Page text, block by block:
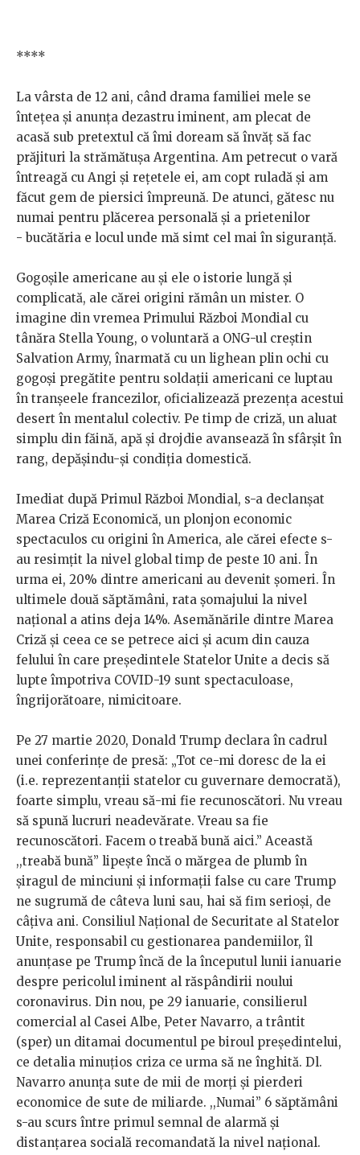
****
La vârsta de 12 ani, când drama familiei mele se
întețea și anunța dezastru iminent, am plecat de
acasă sub pretextul că îmi doream să învăț să fac
prăjituri la strămătușa Argentina. Am petrecut o vară
întreagă cu Angi și rețetele ei, am copt ruladă și am
făcut gem de piersici împreună. De atunci, gătesc nu
numai pentru plăcerea personală și a prietenilor
- bucătăria e locul unde mă simt cel mai în siguranță.
Gogoșile americane au și ele o istorie lungă și
complicată, ale cărei origini rămân un mister. O
imagine din vremea Primului Război Mondial cu
tânăra Stella Young, o voluntară a ONG-ul creștin
Salvation Army, înarmată cu un lighean plin ochi cu
gogoși pregătite pentru soldații americani ce luptau
în tranșeele francezilor, oficializează prezența acestui
desert în mentalul colectiv. Pe timp de criză, un aluat
simplu din făină, apă și drojdie avansează în sfârșit în
rang, depășindu-și condiția domestică.
Imediat după Primul Război Mondial, s-a declanșat
Marea Criză Economică, un plonjon economic
spectaculos cu origini în America, ale cărei efecte s-
au resimțit la nivel global timp de peste 10 ani. În
urma ei, 20% dintre americani au devenit șomeri. În
ultimele două săptămâni, rata șomajului la nivel
național a atins deja 14%. Asemănările dintre Marea
Criză și ceea ce se petrece aici și acum din cauza
felului în care președintele Statelor Unite a decis să
lupte împotriva COVID-19 sunt spectaculoase,
îngrijorătoare, nimicitoare.
Pe 27 martie 2020, Donald Trump declara în cadrul
unei conferințe de presă: „Tot ce-mi doresc de la ei
(i.e. reprezentanții statelor cu guvernare democrată),
foarte simplu, vreau să-mi fie recunoscători. Nu vreau
să spună lucruri neadevărate. Vreau sa fie
recunoscători. Facem o treabă bună aici.” Această
,,treabă bună” lipește încă o mărgea de plumb în
șiragul de minciuni și informații false cu care Trump
ne sugrumă de câteva luni sau, hai să fim serioși, de
câțiva ani. Consiliul Național de Securitate al Statelor
Unite, responsabil cu gestionarea pandemiilor, îl
anunțase pe Trump încă de la începutul lunii ianuarie
despre pericolul iminent al răspândirii noului
coronavirus. Din nou, pe 29 ianuarie, consilierul
comercial al Casei Albe, Peter Navarro, a trântit
(sper) un ditamai documentul pe biroul președintelui,
ce detalia minuțios criza ce urma să ne înghită. Dl.
Navarro anunța sute de mii de morți și pierderi
economice de sute de miliarde. ,,Numai” 6 săptămâni
s-au scurs între primul semnal de alarmă și
distanțarea socială recomandată la nivel național.